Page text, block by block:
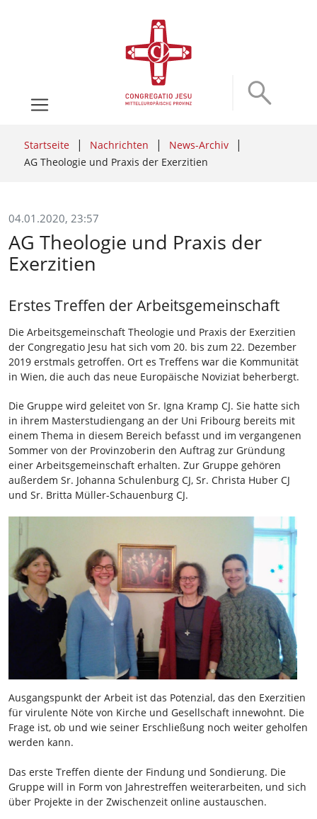
Startseite Nachrichten
News-Archiv
AG Theologie und Praxis der Exerzitien
04.01.2020, 23:57
AG Theologie und Praxis der
Exerzitien
Erstes Treffen der Arbeitsgemeinschaft
Die Arbeitsgemeinschaft Theologie und Praxis der Exerzitien
der Congregatio Jesu hat sich vom 20. bis zum 22. Dezember
2019 erstmals getroffen. Ort es Treffens war die Kommunität
in Wien, die auch das neue Europäische Noviziat beherbergt.
Die Gruppe wird geleitet von Sr. Igna Kramp CJ. Sie hatte sich
in ihrem Masterstudiengang an der Uni Fribourg bereits mit
einem Thema in diesem Bereich befasst und im vergangenen
Sommer von der Provinzoberin den Auftrag zur Gründung
einer Arbeitsgemeinschaft erhalten. Zur Gruppe gehören
außerdem Sr. Johanna Schulenburg CJ, Sr. Christa Huber CJ
und Sr. Britta Müller-Schauenburg CJ.
Ausgangspunkt der Arbeit ist das Potenzial, das den Exerzitien
für virulente Nöte von Kirche und Gesellschaft innewohnt. Die
Frage ist, ob und wie seiner Erschließung noch weiter geholfen
werden kann.
Das erste Treffen diente der Findung und Sondierung. Die
Gruppe will in Form von Jahrestreffen weiterarbeiten, und sich
über Projekte in der Zwischenzeit online austauschen.